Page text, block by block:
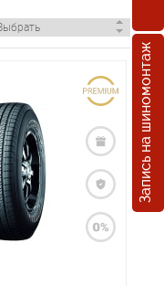
Запись на шиномонтаж